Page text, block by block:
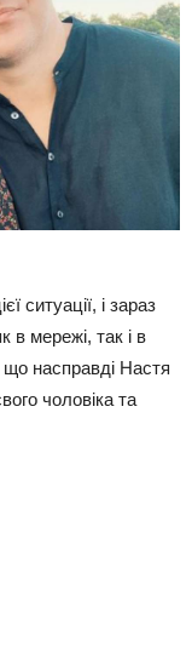
ситуації, і зараз
в мережі, так і в
що насправді Настя
чоловіка та